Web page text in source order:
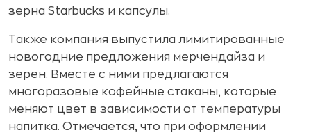
зерна Starbucks и капсулы.
Также компания выпустила лимитированные
новогодние предложения мерчендайза и
зерен. Вместе с ними предлагаются
многоразовые кофейные стаканы, которые
меняют цвет в зависимости от температуры
напитка. Отмечается, что при оформлении